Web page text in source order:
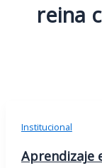
reina
Institucional
Aprendizaje